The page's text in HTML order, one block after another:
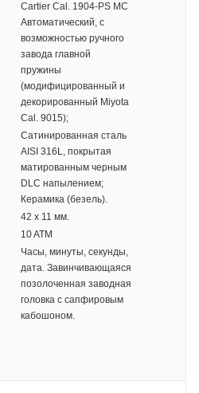
Cartier Cal. 1904-PS MC
Автоматический, с
возможностью ручного
завода главной
пружины
(модифицированный и
декорированный Miyota
Cal. 9015);
Сатинированная сталь
AISI 316L, покрытая
матированным черным
DLC напылением;
Керамика (безель).
42 х 11 мм.
10 ATM
Часы, минуты, секунды,
дата. Завинчивающаяся
позолоченная заводная
головка с сапфировым
кабошоном.